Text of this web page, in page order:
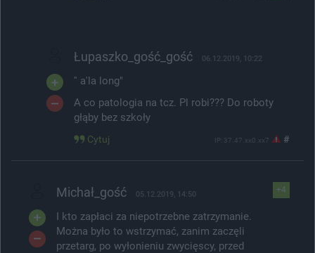
Łupaszko_gość_gość 06.12.2019, 10:22
'' a'la long"
A co patologia na tcz. Pl robi??? Do roboty
głąby bez szkoły
Cytuj IP: 37.47.xx0.xx7 #
+4
Michał_gość 05.12.2019, 14:50
I kto zapłaci za niepotrzebne zatrzymanie.
Można było to wstrzymać, zanim zaczęli
przetarg, po wyłonieniu zwycięscy, przed